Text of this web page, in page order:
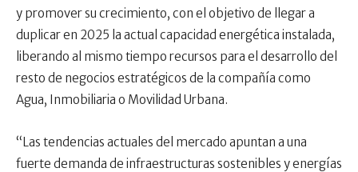
y promover su crecimiento, con el objetivo de llegar a
duplicar en 2025 la actual capacidad energética instalada,
liberando al mismo tiempo recursos para el desarrollo del
resto de negocios estratégicos de la compañía como
Agua, Inmobiliaria o Movilidad Urbana.
“Las tendencias actuales del mercado apuntan a una
fuerte demanda de infraestructuras sostenibles y energías